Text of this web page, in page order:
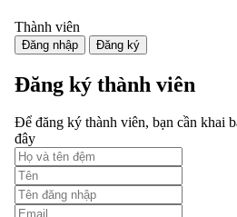
Thành viên
Đăng nhập Đăng ký
Đăng ký thành viên
Để đăng ký thành viên, bạn cần khai
đây